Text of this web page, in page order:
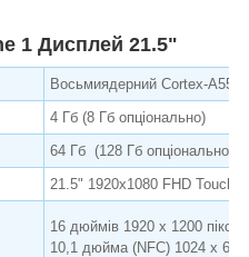
1 Дисплей 21.5"
Восьмиядерний Cortex-A55
4 Гб (8 Гб опціонально)
64 Гб (128 Гб опціонально)
21.5" 1920x1080 FHD Touch
16 дюймів 1920 x 1200
10,1 дюйма (NFC) 1024 x 600